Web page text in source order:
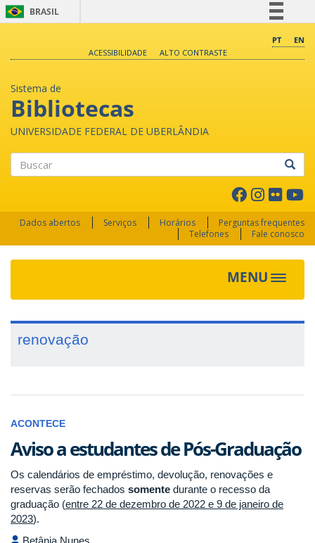
BRASIL
Comunica BR
PT
EN
ACESSIBILIDADE
ALTO CONTRASTE
Sistema de
Bibliotecas
UNIVERSIDADE FEDERAL DE UBERLÂNDIA
Dados abertos Serviços Horários
Perguntas frequentes
Telefones
Fale conosco
MENU Toggle
renovação
ACONTECE
Aviso a estudantes de Pós-Graduação
Os calendários de empréstimo, devolução, renovações e
reservas serão fechados somente durante o recesso da
graduação (entre 22 de dezembro de 2022 e 9 de janeiro de
2023).
Betânia Nunes